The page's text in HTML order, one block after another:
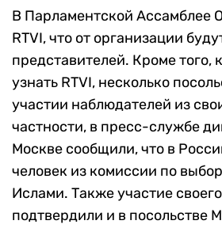
В Парламентской Ассамблее
RTVI, что от организации
представителей. Кроме того,
узнать RTVI, несколько
участии наблюдателей из
частности, в пресс-службе
Москве сообщили, что в
человек из комиссии по
Ислами. Также участие
подтвердили и в посольстве